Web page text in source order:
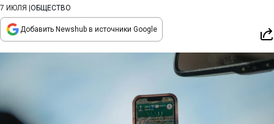
7 ИЮЛЯ ОБЩЕСТВО
Добавить Newshub в источники Google